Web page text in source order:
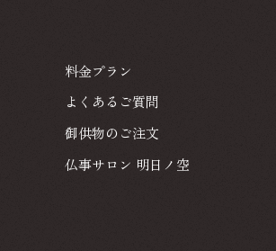
料金プラン
料金プラン
よくあるご質問
よくあるご質問
御供物のご注文
御供物のご注文
仏事サロン 明日ノ空